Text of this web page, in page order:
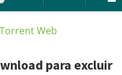
Web
para excluir